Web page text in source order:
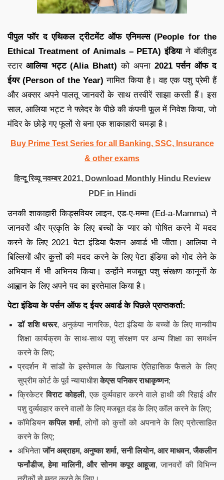
पीपुल फॉर द एथिकल ट्रीटमेंट ऑफ एनिमल्स (People for the
Ethical Treatment of Animals – PETA) इंडियाने बॉलीवुड
स्टार आलिया भट्ट (Alia Bhatt) को अपना 2021 पर्सन ऑफ द
ईयर (Person of the Year)नामित किया है। वह एक पशु प्रेमी हैं
और अक्सर अपने पालतू जानवरों के साथ तस्वीरें साझा करती हैं। इस
साल, आलिया भट्ट ने फ्लेदर के पीछे की कंपनी फूल में निवेश किया, जो
मंदिर के छोड़े गए फूलों से बना एक शाकाहारी चमड़ा है।
Buy Prime Test Series for all Banking, SSC, Insurance
& other exams
हिन्दू रिव्यू नवम्बर 2021, Download Monthly Hindu Review
PDF in Hindi
उनकी शाकाहारी किड्सवियर लाइन, एड-ए-मम्मा (Ed-a-Mamma) ने
जानवरों और प्रकृति के लिए बच्चों के प्यार को पोषित करने में मदद
करने के लिए 2021 पेटा इंडिया फैशन अवार्ड भी जीता। आलिया ने
बिल्लियों और कुत्तों की मदद करने के लिए पेटा इंडिया को गोद लेने के
अभियान में भी अभिनय किया। उन्होंने मजबूत पशु संरक्षण कानूनों के
आह्वान के लिए अपने पद का इस्तेमाल किया है।
पेटा इंडिया के पर्सन ऑफ द ईयर अवार्ड के पिछले प्राप्तकर्ता:
डॉ शशि थरूर, अनुकंपा नागरिक, पेटा इंडिया के बच्चों के लिए मानवीय
शिक्षा कार्यक्रम के साथ-साथ पशु संरक्षण पर अन्य शिक्षा का समर्थन
करने के लिए;
प्रदर्शन में सांडों के इस्तेमाल के खिलाफ ऐतिहासिक फैसले के लिए
सुप्रीम कोर्ट के पूर्व न्यायाधीशकेएस पनिकर राधाकृष्णन;
क्रिकेटरविराट कोहली, एक दुर्व्यवहार करने वाले हाथी की रिहाई और
पशु दुर्व्यवहार करने वालों के लिए मजबूत दंड के लिए कॉल करने के लिए;
कॉमेडियनकपिल शर्मा, लोगों को कुत्तों को अपनाने के लिए प्रोत्साहित
करने के लिए;
अभिनेताजॉन अब्राहम, अनुष्का शर्मा, सनी लियोन, आर माधवन, जैकलीन
फर्नांडीज, हेमा मालिनी, और सोनम कपूर आहूजा, जानवरों की विभिन्न